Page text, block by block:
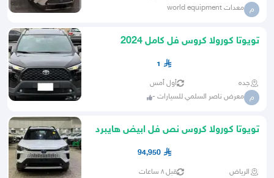
م معدات world equipment
تويوتا كورولا كروس فل كامل 2024
1
جده أول أمس
م معرض ناصر السلمي للسيارات -
تويوتا كورولا كروس نص فل ابيض هايبرد
94,950
الرياض قبل ٨ ساعات